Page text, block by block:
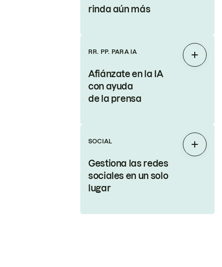
rinda aún más
RR. PP. PARA IA
Afiánzate en la IA
con ayuda
de la prensa
SOCIAL
Gestiona las redes
sociales en un solo
lugar